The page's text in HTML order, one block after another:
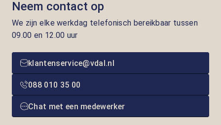
Neem contact op
We zijn elke werkdag telefonisch bereikbaar tussen
09.00 en 12.00 uur
klantenservice@vdal.nl
088 010 35 00
Chat met een medewerker